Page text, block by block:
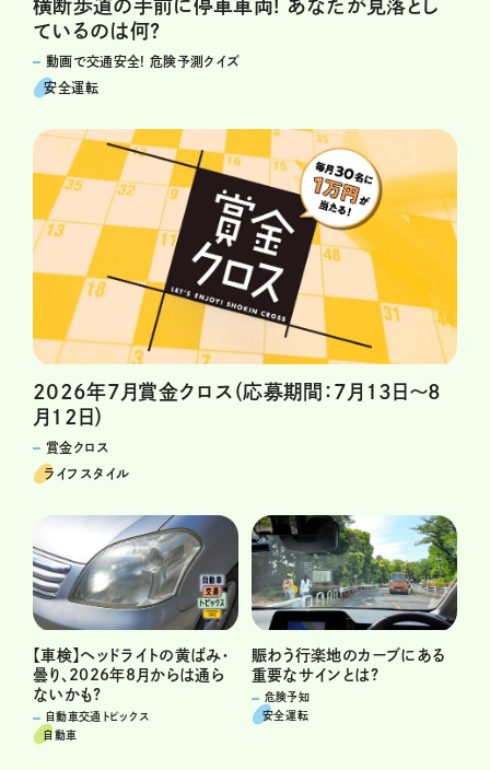
横断歩道の手前に停車車両! あなたが見落とし
ているのは何?
動画で交通安全! 危険予測クイズ
安全運転
2026年7月賞金クロス（応募期間：7月13日～8
月12日）
賞金クロス
ライフスタイル
【車検】ヘッドライトの黄ばみ・
曇り、2026年8月からは通ら
ないかも?
自動車交通トピックス
自動車
賑わう行楽地のカーブにある
重要なサインとは?
危険予知
安全運転